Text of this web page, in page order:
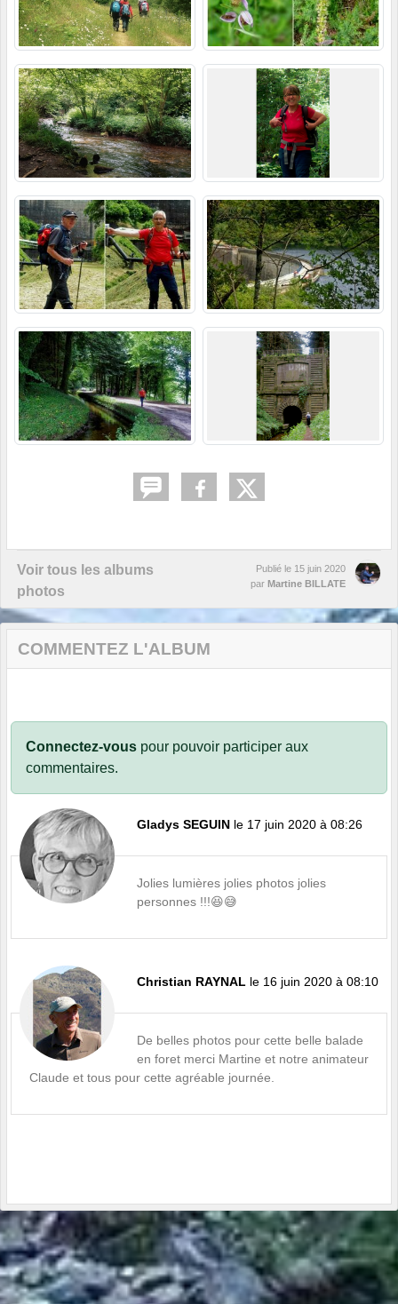
Voir tous les albums
photos
Publié le 15 juin 2020
par Martine BILLATE
COMMENTEZ L'ALBUM
Connectez-vous pour pouvoir participer aux
commentaires.
Gladys SEGUIN le 17 juin 2020 à 08:26
Jolies lumières jolies photos jolies
personnes !!!😆😅
Christian RAYNAL le 16 juin 2020 à 08:10
De belles photos pour cette belle balade
en foret merci Martine et notre animateur
Claude et tous pour cette agréable journée.